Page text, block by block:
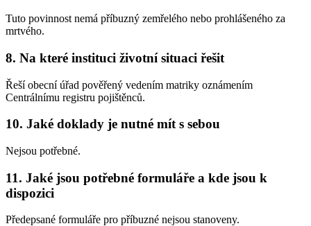
Tuto povinnost nemá příbuzný zemřelého nebo prohlášeného za
mrtvého.
8. Na které instituci životní situaci řešit
Řeší obecní úřad pověřený vedením matriky oznámením
Centrálnímu registru pojištěnců.
10. Jaké doklady je nutné mít s sebou
Nejsou potřebné.
11. Jaké jsou potřebné formuláře a kde jsou k
dispozici
Předepsané formuláře pro příbuzné nejsou stanoveny.